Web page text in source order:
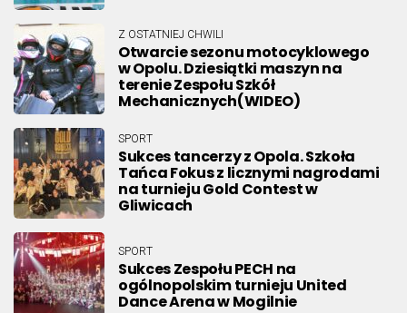
Z OSTATNIEJ CHWILI
Otwarcie sezonu motocyklowego
w Opolu. Dziesiątki maszyn na
terenie Zespołu Szkół
Mechanicznych(WIDEO)
SPORT
Sukces tancerzy z Opola. Szkoła
Tańca Fokus z licznymi nagrodami
na turnieju Gold Contest w
Gliwicach
SPORT
Sukces Zespołu PECH na
ogólnopolskim turnieju United
Dance Arena w Mogilnie